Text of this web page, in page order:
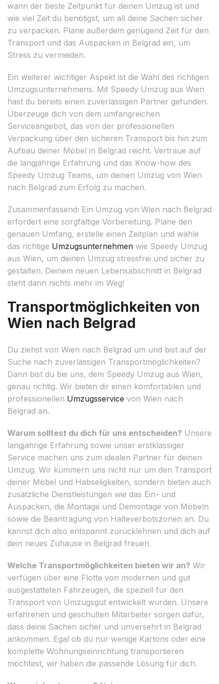
wann der beste Zeitpunkt für deinen Umzug ist und
wie viel Zeit du benötigst, um all deine Sachen sicher
zu verpacken. Plane außerdem genügend Zeit für den
Transport und das Auspacken in Belgrad ein, um
Stress zu vermeiden.
Ein weiterer wichtiger Aspekt ist die Wahl des richtigen
Umzugsunternehmens. Mit Speedy Umzug aus Wien
hast du bereits einen zuverlässigen Partner gefunden.
Überzeuge dich von dem umfangreichen
Serviceangebot, das von der professionellen
Verpackung über den sicheren Transport bis hin zum
Aufbau deiner Möbel in Belgrad reicht. Vertraue auf
die langjährige Erfahrung und das Know-how des
Speedy Umzug Teams, um deinen Umzug von Wien
nach Belgrad zum Erfolg zu machen.
Zusammenfassend: Ein Umzug von Wien nach Belgrad
erfordert eine sorgfältige Vorbereitung. Plane den
genauen Umfang, erstelle einen Zeitplan und wähle
das richtige Umzugsunternehmen wie Speedy Umzug
aus Wien, um deinen Umzug stressfrei und sicher zu
gestalten. Deinem neuen Lebensabschnitt in Belgrad
steht dann nichts mehr im Weg!
Transportmöglichkeiten von
Wien nach Belgrad
Du ziehst von Wien nach Belgrad um und bist auf der
Suche nach zuverlässigen Transportmöglichkeiten?
Dann bist du bei uns, dem Speedy Umzug aus Wien,
genau richtig. Wir bieten dir einen komfortablen und
professionellen Umzugsservice von Wien nach
Belgrad an.
Warum solltest du dich für uns entscheiden? Unsere
langjährige Erfahrung sowie unser erstklassiger
Service machen uns zum idealen Partner für deinen
Umzug. Wir kümmern uns nicht nur um den Transport
deiner Möbel und Habseligkeiten, sondern bieten auch
zusätzliche Dienstleistungen wie das Ein- und
Auspacken, die Montage und Demontage von Möbeln
sowie die Beantragung von Halteverbotszonen an. Du
kannst dich also entspannt zurücklehnen und dich auf
dein neues Zuhause in Belgrad freuen.
Welche Transportmöglichkeiten bieten wir an? Wir
verfügen über eine Flotte von modernen und gut
ausgestatteten Fahrzeugen, die speziell für den
Transport von Umzugsgut entwickelt wurden. Unsere
erfahrenen und geschulten Mitarbeiter sorgen dafür,
dass deine Sachen sicher und unversehrt in Belgrad
ankommen. Egal ob du nur wenige Kartons oder eine
komplette Wohnungseinrichtung transportieren
möchtest, wir haben die passende Lösung für dich.